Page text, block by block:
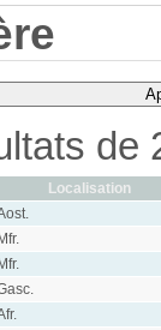
de
Localisation
Mfr.
Mfr.